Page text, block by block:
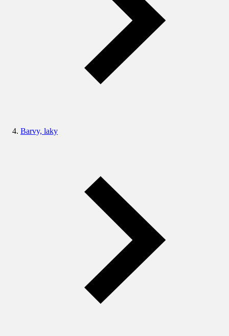
Barvy, laky